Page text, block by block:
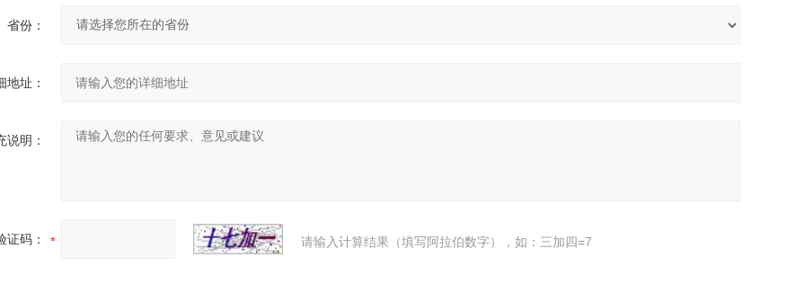
省份：
地址：
说明：
证码： 请输入计算结果（填写阿拉伯数字），如：三加四=7